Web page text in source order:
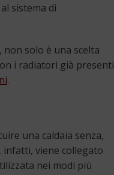
sistema di
non solo è una scelta
i radiatori già presenti
.
una caldaia senza,
infatti, viene collegato
nei modi più